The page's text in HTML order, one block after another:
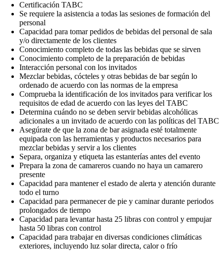
Certificación TABC
Se requiere la asistencia a todas las sesiones de formación del
personal
Capacidad para tomar pedidos de bebidas del personal de sala
y/o directamente de los clientes
Conocimiento completo de todas las bebidas que se sirven
Conocimiento completo de la preparación de bebidas
Interacción personal con los invitados
Mezclar bebidas, cócteles y otras bebidas de bar según lo
ordenado de acuerdo con las normas de la empresa
Comprueba la identificación de los invitados para verificar los
requisitos de edad de acuerdo con las leyes del TABC
Determina cuándo no se deben servir bebidas alcohólicas
adicionales a un invitado de acuerdo con las políticas del TABC
Asegúrate de que la zona de bar asignada esté totalmente
equipada con las herramientas y productos necesarios para
mezclar bebidas y servir a los clientes
Separa, organiza y etiqueta las estanterías antes del evento
Prepara la zona de camareros cuando no haya un camarero
presente
Capacidad para mantener el estado de alerta y atención durante
todo el turno
Capacidad para permanecer de pie y caminar durante periodos
prolongados de tiempo
Capacidad para levantar hasta 25 libras con control y empujar
hasta 50 libras con control
Capacidad para trabajar en diversas condiciones climáticas
exteriores, incluyendo luz solar directa, calor o frío